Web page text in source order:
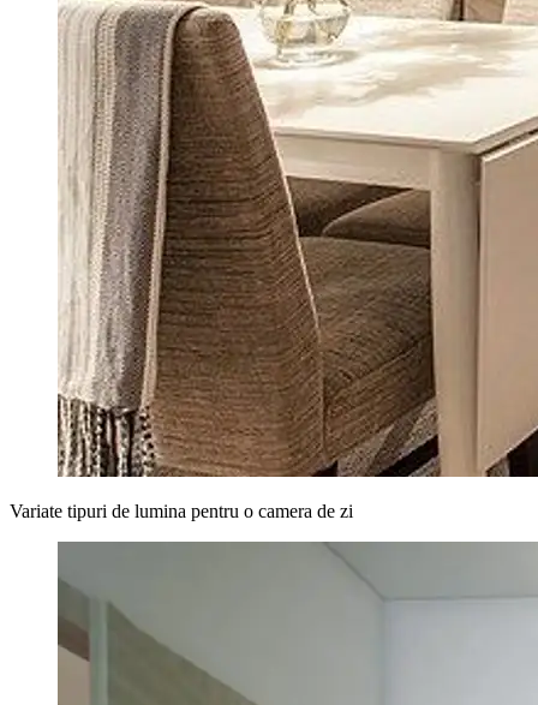
Variate tipuri de lumina pentru o camera de zi